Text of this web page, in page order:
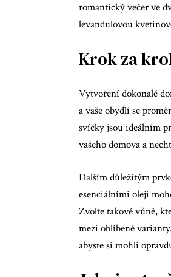
romantický večer ve
levandulovou
Krok za
Vytvoření dokonalé
a vaše obydlí se
svíčky jsou ideálním
vašeho domova a
Dalším důležitým
esenciálními oleji
Zvolte takové vůně,
mezi oblíbené
abyste si mohli